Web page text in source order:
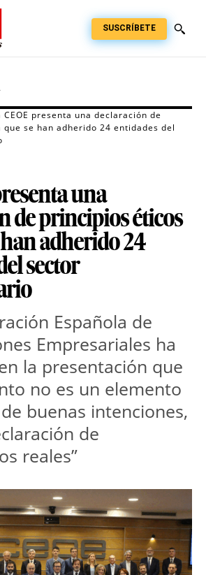
SUSCRÍBETE
CEOE presenta una declaración de
se han adherido 24 entidades del
una
de principios éticos
adherido 24
sector
Española de
Empresariales ha
la presentación que
no es un elemento
buenas intenciones,
de
reales”